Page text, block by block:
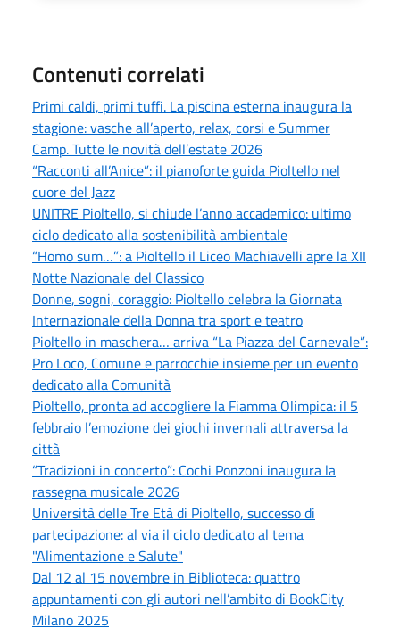
Contenuti correlati
Primi caldi, primi tuffi. La piscina esterna inaugura la
stagione: vasche all’aperto, relax, corsi e Summer
Camp. Tutte le novità dell’estate 2026
“Racconti all’Anice”: il pianoforte guida Pioltello nel
cuore del Jazz
UNITRE Pioltello, si chiude l’anno accademico: ultimo
ciclo dedicato alla sostenibilità ambientale
“Homo sum…”: a Pioltello il Liceo Machiavelli apre la XII
Notte Nazionale del Classico
Donne, sogni, coraggio: Pioltello celebra la Giornata
Internazionale della Donna tra sport e teatro
Pioltello in maschera… arriva “La Piazza del Carnevale”:
Pro Loco, Comune e parrocchie insieme per un evento
dedicato alla Comunità
Pioltello, pronta ad accogliere la Fiamma Olimpica: il 5
febbraio l’emozione dei giochi invernali attraversa la
città
“Tradizioni in concerto”: Cochi Ponzoni inaugura la
rassegna musicale 2026
Università delle Tre Età di Pioltello, successo di
partecipazione: al via il ciclo dedicato al tema
"Alimentazione e Salute"
Dal 12 al 15 novembre in Biblioteca: quattro
appuntamenti con gli autori nell’ambito di BookCity
Milano 2025